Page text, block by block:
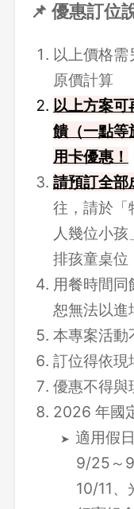
📌 優惠訂位
以上價格需
原價計算
以上方案
饋（一點等
用卡優惠！
請預訂全部
往，請於「
人幾位小
排孩童桌位
用餐時間同
恕無法以進
本專案活動
訂位得依現
優惠不得與
2026 年國
適用假
9/25～
10/11、